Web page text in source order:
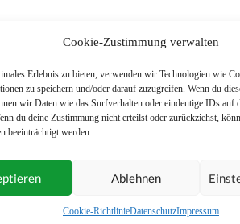
Cookie-Zustimmung verwalten
Erlebnis zu bieten, verwenden wir Technologien wie
zu speichern und/oder darauf zuzugreifen. Wenn du
wir Daten wie das Surfverhalten oder eindeutige IDs auf
du deine Zustimmung nicht erteilst oder zurückziehst,
beeinträchtigt werden.
Ablehnen
Cookie-RichtlinieDatenschutzImpressum
Allgemeine